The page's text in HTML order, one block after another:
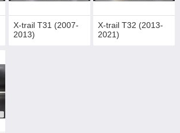
X-trail T31 (2007-
2013)
X-trail T32 (2013-
2021)